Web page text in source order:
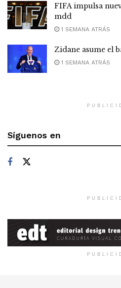
FIFA impulsa
mdd
1 SEMANA ATRÁS
Zidane asume el
1 SEMANA ATRÁS
Síguenos en